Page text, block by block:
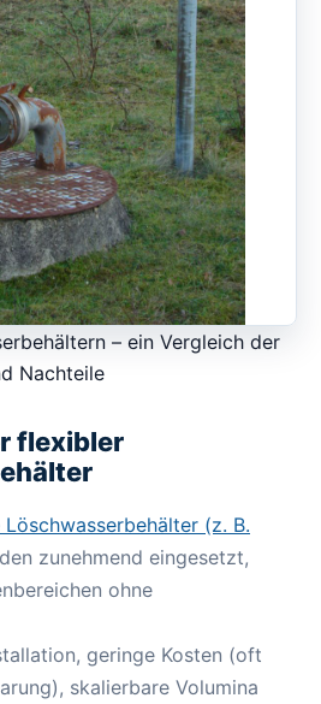
– ein Vergleich der
Nachteile
flexibler
(z. B.
zunehmend eingesetzt,
ohne
geringe Kosten (oft
skalierbare Volumina